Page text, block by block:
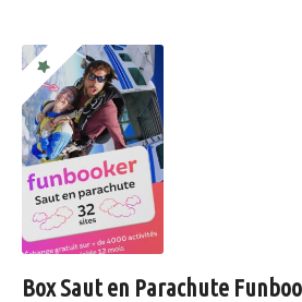
Box Saut en Parachute